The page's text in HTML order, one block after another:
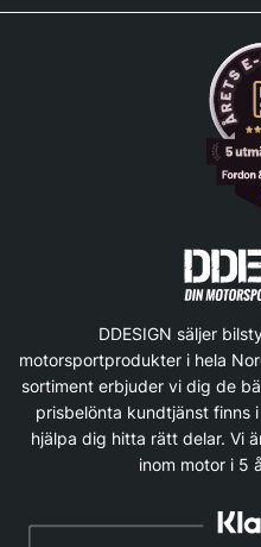
DDESIGN säljer
motorsportprodukter i hela
sortiment erbjuder vi dig de
prisbelönta kundtjänst finns
hjälpa dig hitta rätt delar. Vi
inom motor i 5